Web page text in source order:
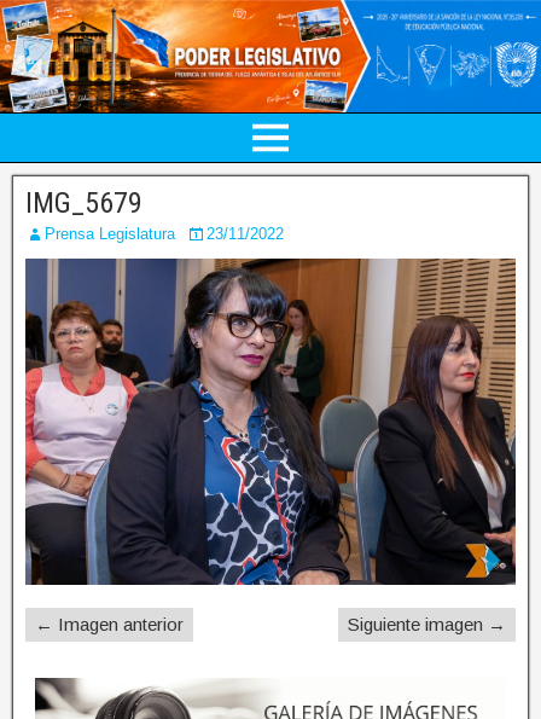
IMG_5679
Prensa Legislatura 23/11/2022
← Imagen anterior Siguiente imagen →